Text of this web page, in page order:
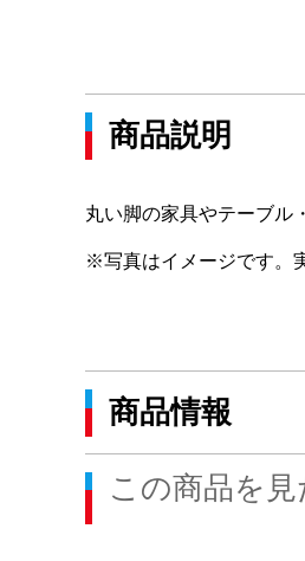
商品説明
丸い脚の家具やテーブル
※写真はイメージです。
商品情報
この商品を